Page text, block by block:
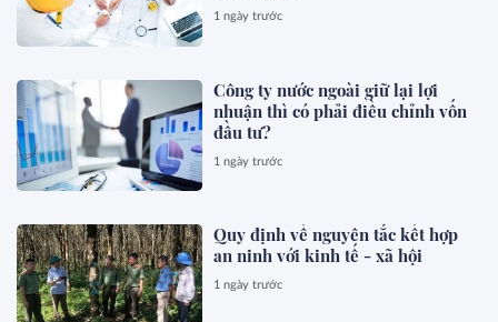
1 ngày trước
Công ty nước ngoài giữ lại lợi
nhuận thì có phải điều chỉnh vốn
đầu tư?
1 ngày trước
Quy định về nguyên tắc kết hợp
an ninh với kinh tế - xã hội
1 ngày trước